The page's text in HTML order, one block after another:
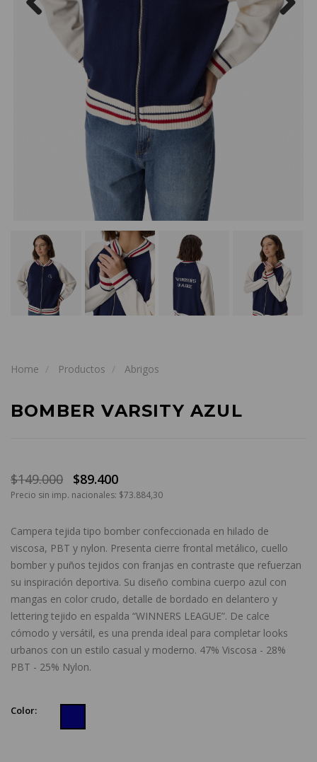
Home Productos Abrigos
BOMBER VARSITY AZUL
$149.000 $89.400
Precio sin imp. nacionales: $73.884,30
Campera tejida tipo bomber confeccionada en hilado de
viscosa, PBT y nylon. Presenta cierre frontal metálico, cuello
bomber y puños tejidos con franjas en contraste que refuerzan
su inspiración deportiva. Su diseño combina cuerpo azul con
mangas en color crudo, detalle de bordado en delantero y
lettering tejido en espalda “WINNERS LEAGUE”. De calce
cómodo y versátil, es una prenda ideal para completar looks
urbanos con un estilo casual y moderno. 47% Viscosa - 28%
PBT - 25% Nylon.
Color: